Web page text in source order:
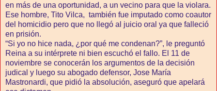
en más de una oportunidad, a un vecino para que la violara.
Ese hombre, Tito Vilca, también fue imputado como coautor
del homicidio pero que no llegó al juicio oral ya que falleció
en prisión.
“Si yo no hice nada, ¿por qué me condenan?”, le preguntó
Reina a su intérprete ni bien escuchó el fallo. El 11 de
noviembre se conocerán los argumentos de la decisión
judical y luego su abogado defensor, Jose María
Mastronardi, que pidió la absolución, aseguró que apelará